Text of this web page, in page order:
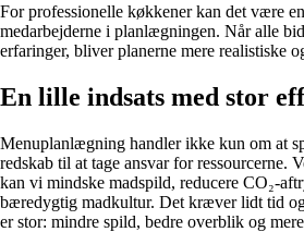
For professionelle køkkener kan det være
medarbejderne i planlægningen. Når alle
erfaringer, bliver planerne mere realistiske
En lille indsats med stor
Menuplanlægning handler ikke kun om at
redskab til at tage ansvar for ressourcerne.
kan vi mindske madspild, reducere CO₂-
bæredygtig madkultur. Det kræver lidt tid
er stor: mindre spild, bedre overblik og